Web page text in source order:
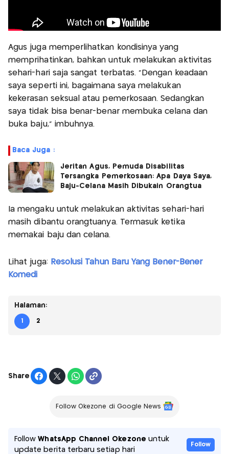
Agus juga memperlihatkan kondisinya yang
memprihatinkan, bahkan untuk melakukan aktivitas
sehari-hari saja sangat terbatas. "Dengan keadaan
saya seperti ini, bagaimana saya melakukan
kekerasan seksual atau pemerkosaan. Sedangkan
saya tidak bisa benar-benar membuka celana dan
buka baju," imbuhnya.
Baca Juga :
Jeritan Agus, Pemuda Disabilitas
Tersangka Pemerkosaan: Apa Daya Saya,
Baju-Celana Masih Dibukain Orangtua
Ia mengaku untuk melakukan aktivitas sehari-hari
masih dibantu orangtuanya. Termasuk ketika
memakai baju dan celana.
Lihat juga: Resolusi Tahun Baru Yang Bener-Bener
Komedi
Halaman:
1 2
Share
Follow Okezone di Google News
FollowWhatsApp Channel Okezone untuk
update berita terbaru setiap hari
Follow